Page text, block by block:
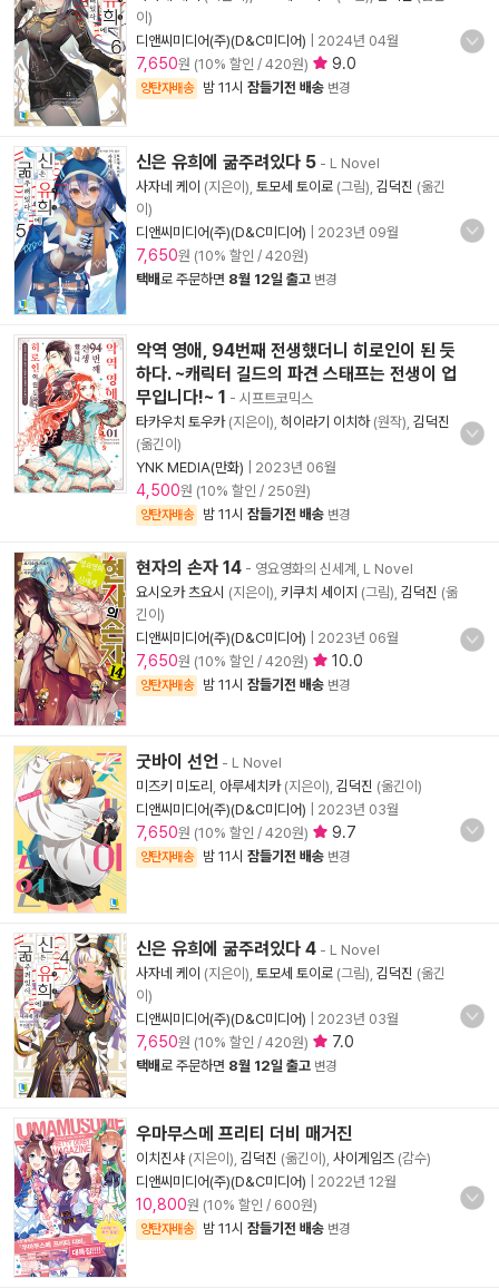
이)
디앤씨미디어(주)(D&C미디어)
2024년 04월
7,650원 (10% 할인 / 420원) 9.0
양탄자배송 밤 11시 잠들기전 배송 변경
신은 유희에 굶주려있다 5 - L Novel
사자네 케이 (지은이), 토모세 토이로 (그림), 김덕진 (옮긴
이)
디앤씨미디어(주)(D&C미디어)
2023년 09월
7,650원 (10% 할인 / 420원)
택배로 주문하면 8월 12일 출고 변경
악역 영애, 94번째 전생했더니 히로인이 된 듯
하다. ~캐릭터 길드의 파견 스태프는 전생이 업
무입니다!~ 1 - 시프트코믹스
타카우치 토우카(지은이), 히이라기 이치하(원작), 김덕진
(옮긴이)
YNK MEDIA(만화)
2023년 06월
4,500원 (10% 할인 / 250원)
양탄자배송 밤 11시 잠들기전 배송 변경
현자의 손자 14 - 영요영화의 신세계, L Novel
요시오카 츠요시 (지은이), 키쿠치 세이지 (그림), 김덕진 (옮
긴이)
디앤씨미디어(주)(D&C미디어)
2023년 06월
7,650원 (10% 할인 / 420원) 10.0
양탄자배송 밤 11시 잠들기전 배송 변경
굿바이 선언 - L Novel
미즈키 미도리
아루세치카(지은이), 김덕진 (옮긴이)
디앤씨미디어(주)(D&C미디어)
2023년 03월
7,650원 (10% 할인 / 420원) 9.7
양탄자배송 밤 11시 잠들기전 배송 변경
신은 유희에 굶주려있다 4 - L Novel
사자네 케이 (지은이), 토모세 토이로 (그림), 김덕진 (옮긴
이)
디앤씨미디어(주)(D&C미디어)
2023년 03월
7,650원 (10% 할인 / 420원) 7.0
택배로 주문하면 8월 12일 출고 변경
우마무스메 프리티 더비 매거진
이치진샤 (지은이), 김덕진 (옮긴이), 사이게임즈 (감수)
디앤씨미디어(주)(D&C미디어)
2022년 12월
10,800원 (10% 할인 / 600원)
양탄자배송 밤 11시 잠들기전 배송 변경